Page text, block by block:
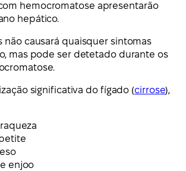
hemocromatose apresentarão
hepático.
não causará quaisquer sintomas
mas pode ser detetado durante os
significativa do fígado (cirrose),
enjoo